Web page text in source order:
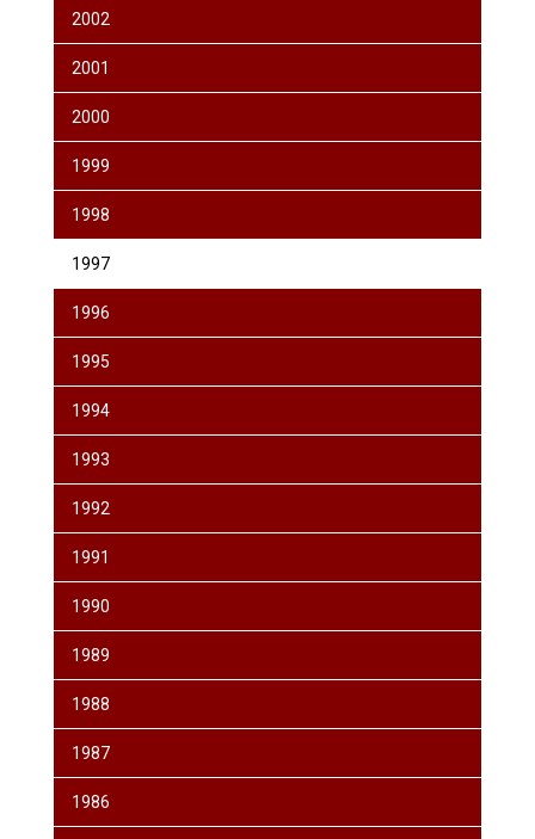
2002
2001
2000
1999
1998
1997
1996
1995
1994
1993
1992
1991
1990
1989
1988
1987
1986